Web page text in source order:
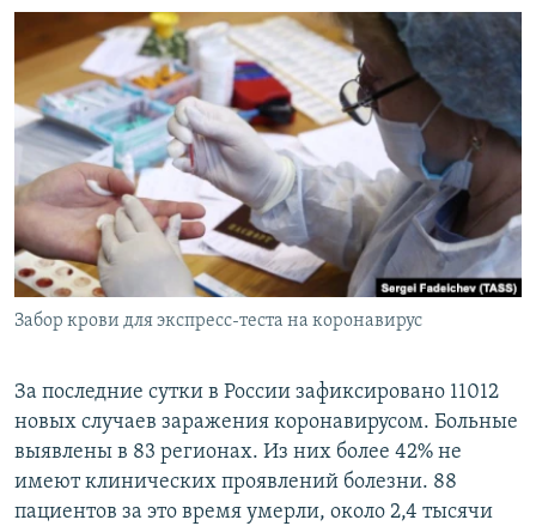
Вернутся
поиску
КАВКАЗ.РЕАЛИИ
СЕВЕР.РЕАЛИИ
СИБИРЬ.РЕАЛИИ
РАСПИСАНИЕ ВЕЩАНИЯ
ПОДПИШИТЕСЬ НА РАССЫЛКУ
СОЦИАЛЬНЫЕ СЕТИ
Все сайты РСЕ/РС
Забор крови для экспресс-теста на коронавирус
За последние сутки в России зафиксировано 11012
новых случаев заражения коронавирусом. Больные
выявлены в 83 регионах. Из них более 42% не
имеют клинических проявлений болезни. 88
пациентов за это время умерли, около 2,4 тысячи